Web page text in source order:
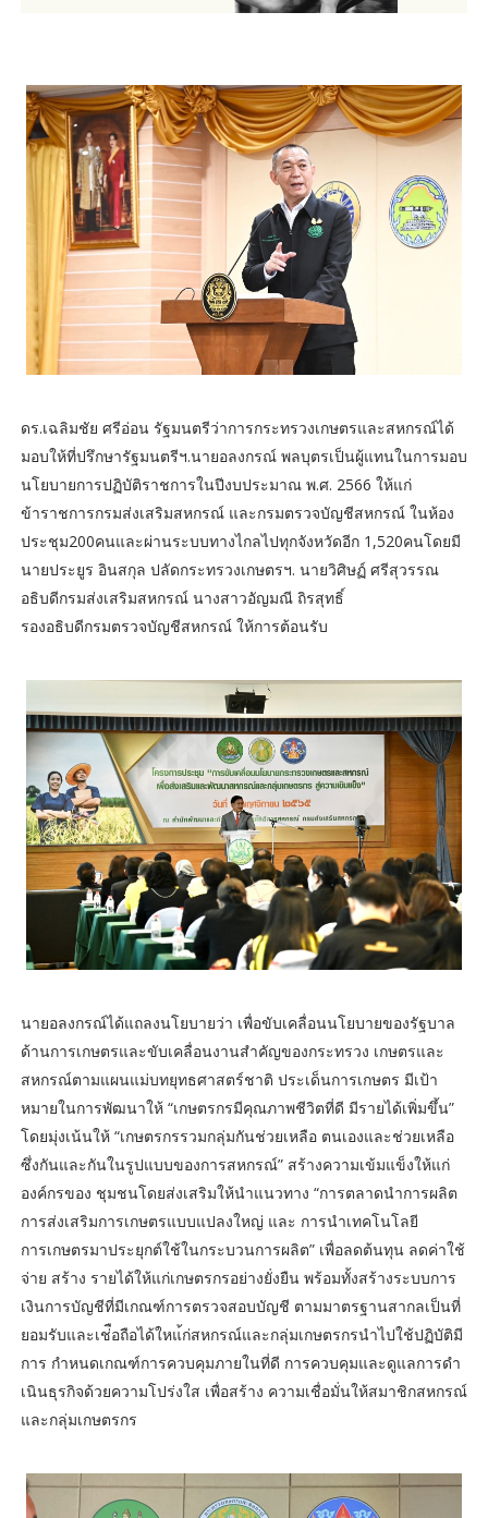
ดร.เฉลิมชัย ศรีอ่อน รัฐมนตรีว่าการกระทรวงเกษตรและสหกรณ์ได้
มอบให้ที่ปรึกษารัฐมนตรีฯ.นายอลงกรณ์ พลบุตรเป็นผู้แทนในการมอบ
นโยบายการปฏิบัติราชการในปีงบประมาณ พ.ศ. 2566 ให้แก่
ข้าราชการกรมส่งเสริมสหกรณ์ และกรมตรวจบัญชีสหกรณ์ ในห้อง
ประชุม200คนและผ่านระบบทางไกลไปทุกจังหวัดอีก 1,520คนโดยมี
นายประยูร อินสกุล ปลัดกระทรวงเกษตรฯ. นายวิศิษฏ์ ศรีสุวรรณ
อธิบดีกรมส่งเสริมสหกรณ์ นางสาวอัญมณี ถิรสุทธิ์
รองอธิบดีกรมตรวจบัญชีสหกรณ์ ให้การต้อนรับ
นายอลงกรณ์ได้แถลงนโยบายว่า เพื่อขับเคลื่อนนโยบายของรัฐบาล
ด้านการเกษตรและขับเคลื่อนงานสําคัญของกระทรวง เกษตรและ
สหกรณ์ตามแผนแม่บทยุทธศาสตร์ชาติ ประเด็นการเกษตร มีเป้า
หมายในการพัฒนาให้ “เกษตรกรมีคุณภาพชีวิตที่ดี มีรายได้เพิ่มขึ้น”
โดยมุ่งเน้นให้ “เกษตรกรรวมกลุ่มกันช่วยเหลือ ตนเองและช่วยเหลือ
ซึ่งกันและกันในรูปแบบของการสหกรณ์” สร้างความเข้มแข็งให้แก่
องค์กรของ ชุมชนโดยส่งเสริมให้นําแนวทาง “การตลาดนําการผลิต
การส่งเสริมการเกษตรแบบแปลงใหญ่ และ การนําเทคโนโลยี
การเกษตรมาประยุกต์ใช้ในกระบวนการผลิต” เพื่อลดต้นทุน ลดค่าใช้
จ่าย สร้าง รายได้ให้แก่เกษตรกรอย่างยั่งยืน พร้อมทั้งสร้างระบบการ
เงินการบัญชีที่มีเกณฑ์การตรวจสอบบัญชี ตามมาตรฐานสากลเป็นที่
ยอมรับและเช่ือถือได้ใหแ้ก่สหกรณ์และกลุ่มเกษตรกรนําไปใช้ปฏิบัติมี
การ กําหนดเกณฑ์การควบคุมภายในที่ดี การควบคุมและดูแลการดํา
เนินธุรกิจด้วยความโปร่งใส เพื่อสร้าง ความเชื่อมั่นให้สมาชิกสหกรณ์
และกลุ่มเกษตรกร